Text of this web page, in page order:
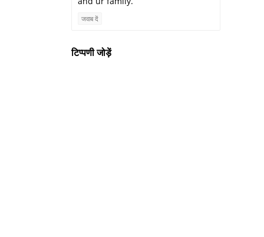
जवाब दें
टिप्पणी जोड़ें